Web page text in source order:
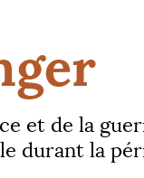
et de la
durant la